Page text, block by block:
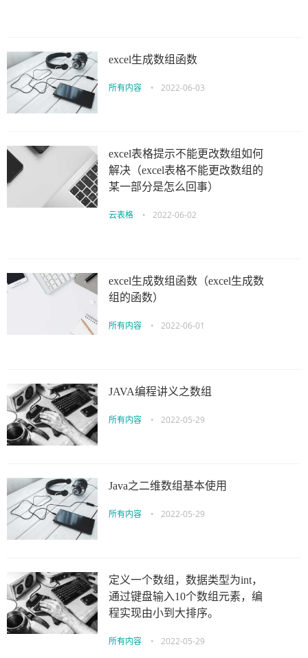
excel生成数组函数
所有内容 • 2022-06-03
excel表格提示不能更改数组如何
解决（excel表格不能更改数组的
某一部分是怎么回事）
云表格 • 2022-06-02
excel生成数组函数（excel生成数
组的函数）
所有内容 • 2022-06-01
JAVA编程讲义之数组
所有内容 • 2022-05-29
Java之二维数组基本使用
所有内容 • 2022-05-29
定义一个数组，数据类型为int，
通过键盘输入10个数组元素，编
程实现由小到大排序。
所有内容 • 2022-05-29